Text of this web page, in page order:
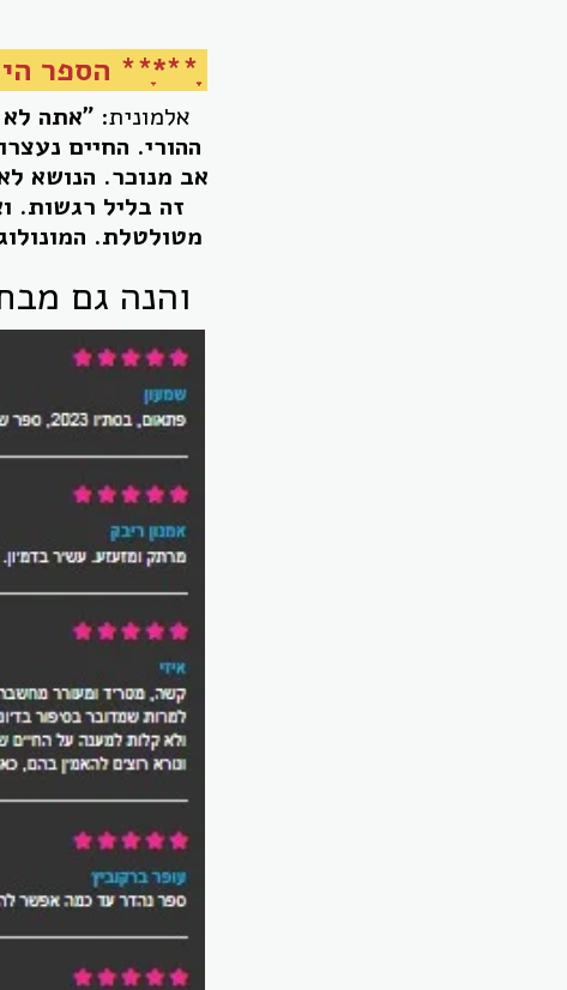
ָָ***ָ** הספר היה בין 12 המועמדים הסופיים
אלמונית: "אתה לא
ההורי. החיים
אב מנוכר. הנושא
זה בליל רגשות.
מטולטלת.
והנה גם